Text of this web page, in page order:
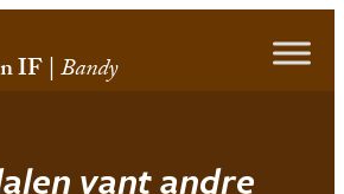
IF|Bandy
vant andre